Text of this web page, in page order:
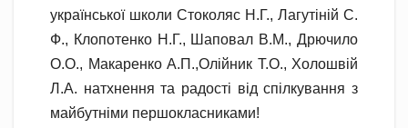
української школи Стоколяс Н.Г., Лагутіній С.
Ф., Клопотенко Н.Г., Шаповал В.М., Дрючило
О.О., Макаренко А.П.,Олійник Т.О., Холошвій
Л.А. натхнення та радості від спілкування з
майбутніми першокласниками!